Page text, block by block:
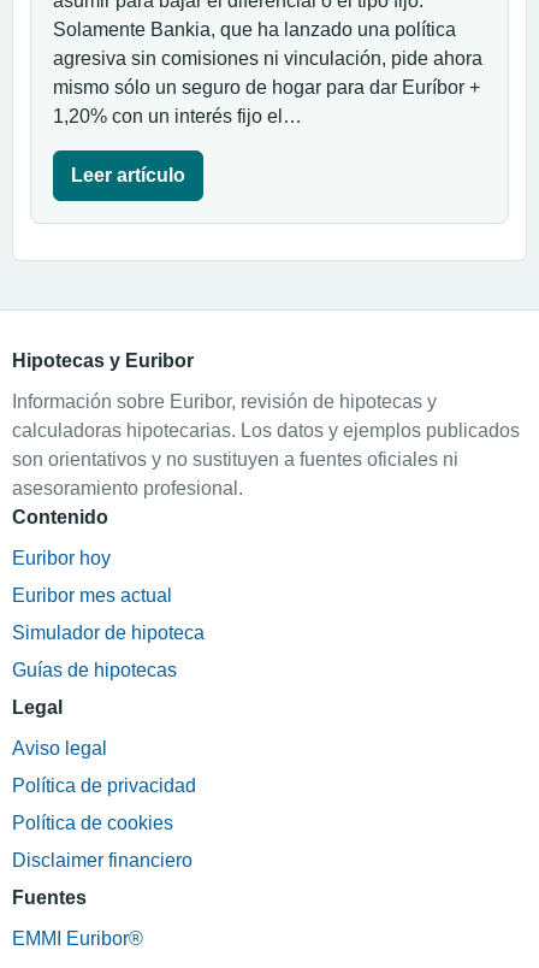
Solamente Bankia, que ha lanzado una política
agresiva sin comisiones ni vinculación, pide ahora
mismo sólo un seguro de hogar para dar Euríbor +
1,20% con un interés fijo el…
Leer artículo
Hipotecas y Euribor
Información sobre Euribor, revisión de hipotecas y
calculadoras hipotecarias. Los datos y ejemplos publicados
son orientativos y no sustituyen a fuentes oficiales ni
asesoramiento profesional.
Contenido
Euribor hoy
Euribor mes actual
Simulador de hipoteca
Guías de hipotecas
Legal
Aviso legal
Política de privacidad
Política de cookies
Disclaimer financiero
Fuentes
EMMI Euribor®